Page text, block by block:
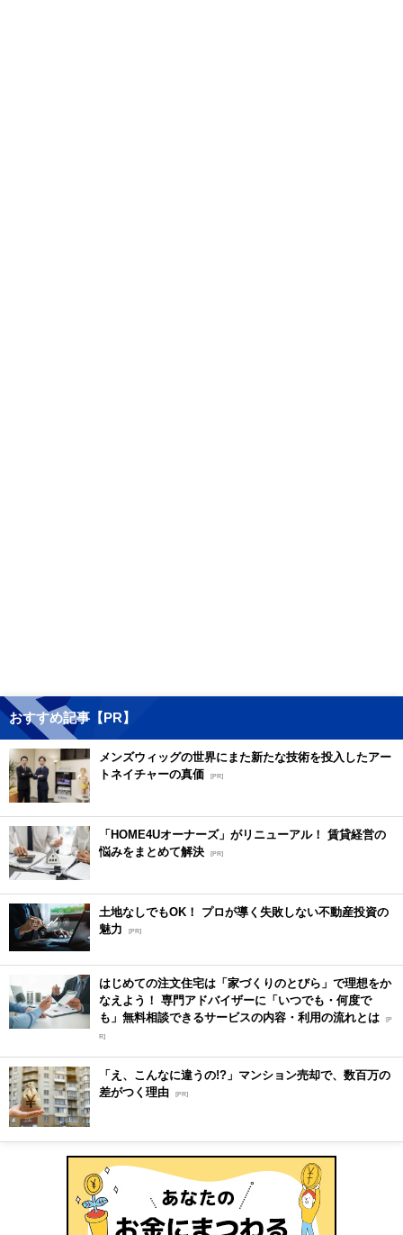
おすすめ記事【PR】
メンズウィッグの世界にまた新たな技術を投入したアー
トネイチャーの真価 [PR]
「HOME4Uオーナーズ」がリニューアル！ 賃貸経営の
悩みをまとめて解決 [PR]
土地なしでもOK！ プロが導く失敗しない不動産投資の
魅力
[PR]
はじめての注文住宅は「家づくりのとびら」で理想をか
なえよう！ 専門アドバイザーに「いつでも・何度で
も」無料相談できるサービスの内容・利用の流れとは [P
R]
「え、こんなに違うの!?」マンション売却で、数百万の
差がつく理由 [PR]